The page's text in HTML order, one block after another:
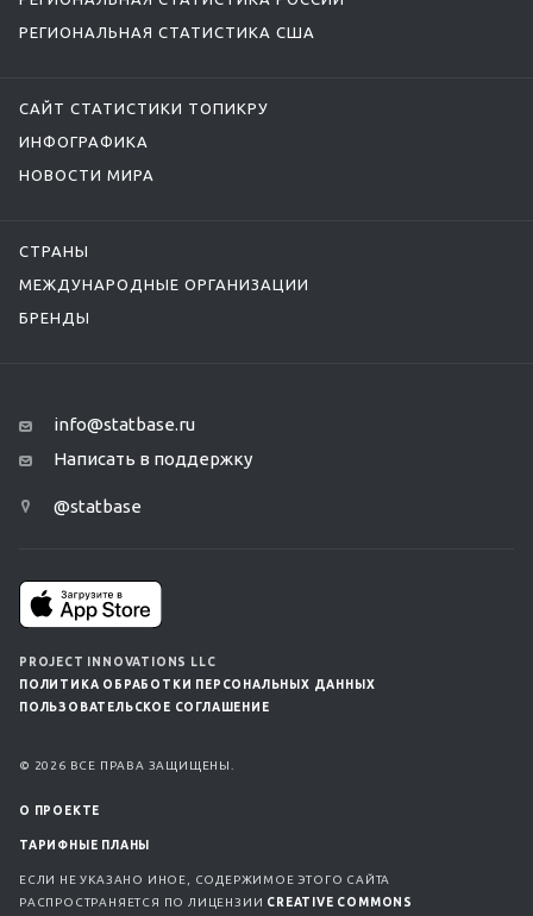
РЕГИОНАЛЬНАЯ СТАТИСТИКА США
САЙТ СТАТИСТИКИ ТОПИКРУ
ИНФОГРАФИКА
НОВОСТИ МИРА
СТРАНЫ
МЕЖДУНАРОДНЫЕ ОРГАНИЗАЦИИ
БРЕНДЫ
info@statbase.ru
Написать в поддержку
@statbase
PROJECT INNOVATIONS LLC
ПОЛИТИКА ОБРАБОТКИ ПЕРСОНАЛЬНЫХ ДАННЫХ
ПОЛЬЗОВАТЕЛЬСКОЕ СОГЛАШЕНИЕ
© 2026 ВСЕ ПРАВА ЗАЩИЩЕНЫ.
О ПРОЕКТЕ
ТАРИФНЫЕ ПЛАНЫ
ЕСЛИ НЕ УКАЗАНО ИНОЕ, СОДЕРЖИМОЕ ЭТОГО САЙТА
РАСПРОСТРАНЯЕТСЯ ПО ЛИЦЕНЗИИ CREATIVE COMMONS